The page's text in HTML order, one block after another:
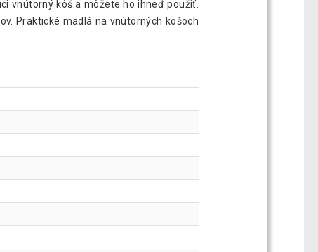
vnútorný kôš a môžete ho ihneď použiť.
Praktické madlá na vnútorných košoch